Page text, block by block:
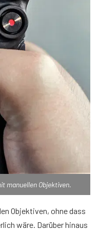
manuellen Objektiven.
Objektiven, ohne dass
wäre. Darüber hinaus